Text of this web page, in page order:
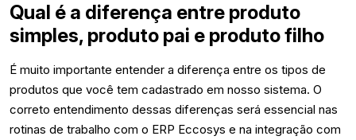
Qual é a diferença entre produto
simples, produto pai e produto filho
É muito importante entender a diferença entre os tipos de
produtos que você tem cadastrado em nosso sistema. O
correto entendimento dessas diferenças será essencial nas
rotinas de trabalho com o ERP Eccosys e na integração com